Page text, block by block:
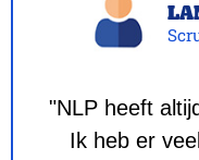
"NLP heeft
Ik heb er